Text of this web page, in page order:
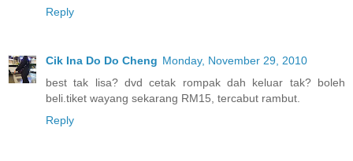
Reply
Cik Ina Do Do Cheng Monday, November 29, 2010
best tak lisa? dvd cetak rompak dah keluar tak? boleh
beli.tiket wayang sekarang RM15, tercabut rambut.
Reply